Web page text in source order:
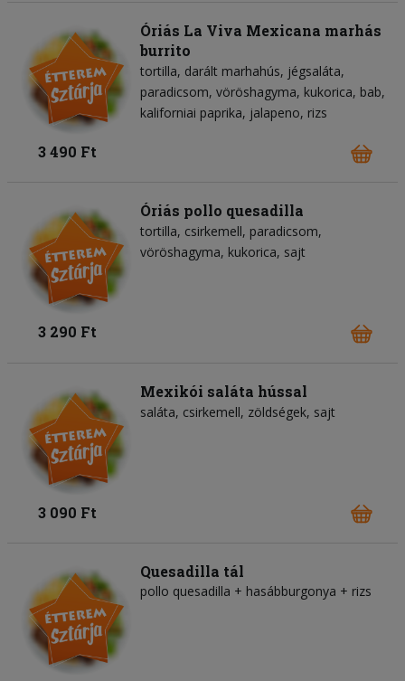
Óriás La Viva Mexicana marhás
burrito
tortilla darált marhahús jégsaláta
paradicsom vöröshagyma kukorica bab
kaliforniai paprika jalapeno rizs
3 490 Ft
Óriás pollo quesadilla
tortilla csirkemell paradicsom
vöröshagyma kukorica sajt
3 290 Ft
Mexikói saláta hússal
saláta csirkemell zöldségek sajt
3 090 Ft
Quesadilla tál
pollo quesadilla + hasábburgonya + rizs